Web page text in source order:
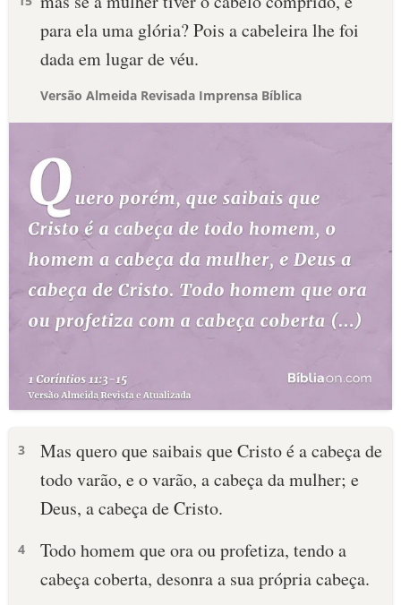
para ela uma glória? Pois a cabeleira lhe foi
dada em lugar de véu.
Versão Almeida Revisada Imprensa Bíblica
3
Mas quero que saibais que Cristo é a cabeça de
todo varão, e o varão, a cabeça da mulher; e
Deus, a cabeça de Cristo.
4
Todo homem que ora ou profetiza, tendo a
cabeça coberta, desonra a sua própria cabeça.